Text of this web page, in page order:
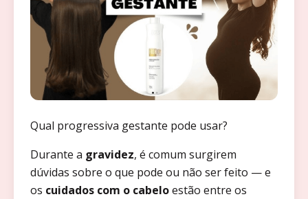
Qual progressiva gestante pode usar?
Durante a gravidez, é comum surgirem
dúvidas sobre o que pode ou não ser feito — e
os cuidados com o cabeloestão entre os